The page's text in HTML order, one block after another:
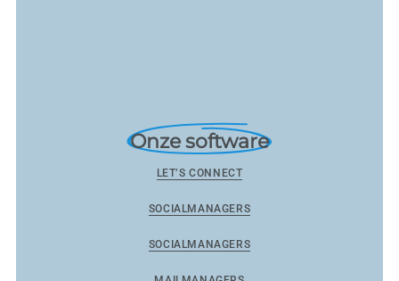
Onze software
LET’S CONNECT
SOCIALMANAGERS
SOCIALMANAGERS